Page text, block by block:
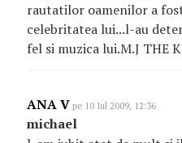
rautatilor oamenilor a
celebritatea lui...l-au
fel si muzica lui.M.J THE
ANA V pe 10 Iul 2009, 12:36
michael